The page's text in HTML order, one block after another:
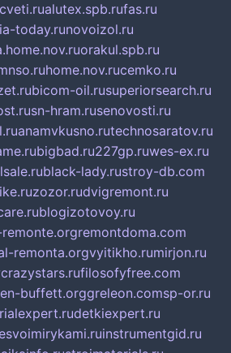
alutex.spb.rufas.ru
today.runovoizol.ru
orakul.spb.ru
home.nov.rucemko.ru
bicom-oil.rusuperiorsearch.ru
sn-hram.rusenovosti.ru
anamvkusno.rutechnosaratov.ru
bigbad.ru227gp.ruwes-ex.ru
black-lady.rustroy-db.com
zozor.rudvigremont.ru
blogizotovoy.ru
remontdoma.com
remonta.orgvyitikho.rumirjon.ru
filosofyfree.com
buffett.orggreleon.comsp-or.ru
detkiexpert.ru
instrumentgid.ru